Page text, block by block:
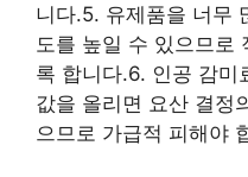
니다.5. 유제품을 너무
도를 높일 수 있으므로
록 합니다.6. 인공 감미
값을 올리면 요산 결정
으므로 가급적 피해야